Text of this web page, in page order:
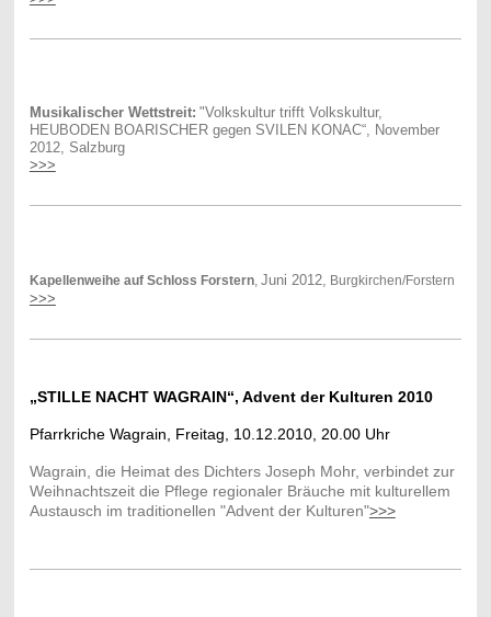
Musikalischer Wettstreit: "Volkskultur trifft Volkskultur,
HEUBODEN BOARISCHER gegen SVILEN KONAC“, November
2012, Salzburg
>>>
Kapellenweihe auf Schloss Forstern, Juni 2012, Burgkirchen/Forstern
>>>
„STILLE NACHT WAGRAIN“, Advent der Kulturen 2010
Pfarrkriche Wagrain, Freitag, 10.12.2010, 20.00 Uhr
Wagrain, die Heimat des Dichters Joseph Mohr, verbindet zur
Weihnachtszeit die Pflege regionaler Bräuche mit kulturellem
Austausch im traditionellen "Advent der Kulturen">>>